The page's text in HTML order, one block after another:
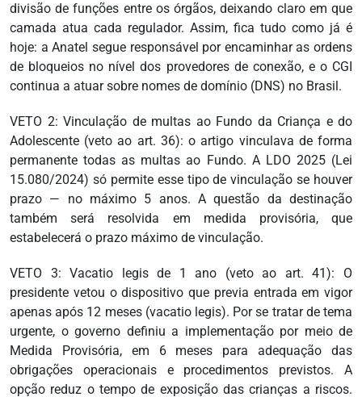
divisão de funções entre os órgãos, deixando claro em que
camada atua cada regulador. Assim, fica tudo como já é
hoje: a Anatel segue responsável por encaminhar as ordens
de bloqueios no nível dos provedores de conexão, e o CGI
continua a atuar sobre nomes de domínio (DNS) no Brasil.
VETO 2: Vinculação de multas ao Fundo da Criança e do
Adolescente (veto ao art. 36): o artigo vinculava de forma
permanente todas as multas ao Fundo. A LDO 2025 (Lei
15.080/2024) só permite esse tipo de vinculação se houver
prazo — no máximo 5 anos. A questão da destinação
também será resolvida em medida provisória, que
estabelecerá o prazo máximo de vinculação.
VETO 3: Vacatio legis de 1 ano (veto ao art. 41): O
presidente vetou o dispositivo que previa entrada em vigor
apenas após 12 meses (vacatio legis). Por se tratar de tema
urgente, o governo definiu a implementação por meio de
Medida Provisória, em 6 meses para adequação das
obrigações operacionais e procedimentos previstos. A
opção reduz o tempo de exposição das crianças a riscos.